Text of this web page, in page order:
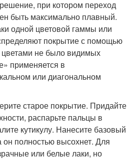
при котором переход
быть максимально плавный.
одной цветовой гаммы или
покрытие с помощью
цветами не было видимых
применяется в
или диагональном
старое покрытие. Придайте
распарьте пальцы в
кутикулу. Нанесите базовый
он полностью высохнет. Для
или белые лаки, но